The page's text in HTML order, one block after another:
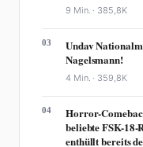
9 Min. · 385,8K
03
Undav
Nagelsmann!
4 Min. · 359,8K
04
Horror-
beliebte FSK-18-
enthüllt bereits